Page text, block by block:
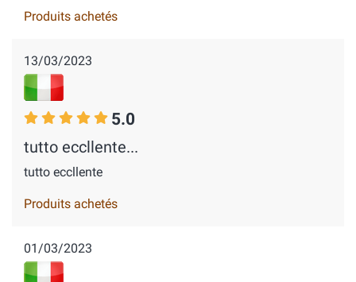
Produits achetés
13/03/2023
5.0
tutto eccllente...
tutto eccllente
Produits achetés
01/03/2023